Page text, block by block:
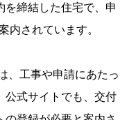
を締結した住宅で、申
内されています。
、工事や申請にあたっ
公式サイトでも、交付